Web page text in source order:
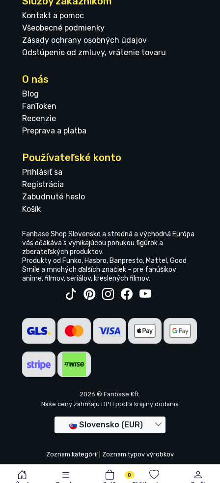
0
Kontakt a pomoc
Všeobecné podmienky
Zásady ochrany osobných údajov
Odstúpenie od zmluvy, vrátenie tovaru
O nás
Blog
FanToken
Recenzie
Preprava a platba
Používateľské konto
Prihlásiť sa
Registrácia
Zabudnuté heslo
Košík
Fanbase Shop Slovensko a stredná a východná Európa
vás očakáva s vynikajúcou ponukou figúrok a
zberateľských produktov.
Produkty od Funko, Hasbro, Banpresto, Mattel, Good
Smile a mnohých ďalších značiek – pre fanúšikov
anime, filmov, seriálov, kreslených filmov.
2026 © Fanbase Kft.
Naše ceny zahŕňajú DPH podľa krajiny dodania
Slovensko (EUR)
Zoznam kategórií| Zoznam typov výrobkov